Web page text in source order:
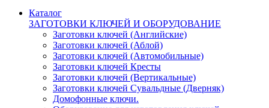
Каталог
ЗАГОТОВКИ КЛЮЧЕЙ И ОБОРУДОВАНИЕ
Заготовки ключей (Английские)
Заготовки ключей (Аблой)
Заготовки ключей (Автомобильные)
Заготовки ключей Кресты
Заготовки ключей (Вертикальные)
Заготовки ключей Сувальдные (Дверняк)
Домофонные ключи.